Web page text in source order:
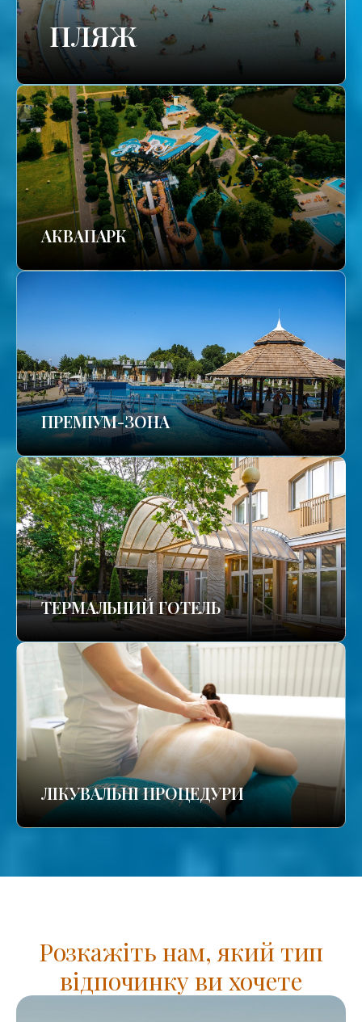
ПЛЯЖ
АКВАПАРК
ПРЕМІУМ-ЗОНА
ТЕРМАЛЬНИЙ ГОТЕЛЬ
ЛІКУВАЛЬНІ ПРОЦЕДУРИ
Розкажіть нам, який тип
відпочинку ви хочете